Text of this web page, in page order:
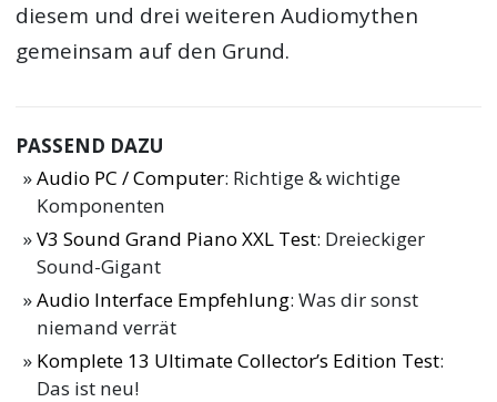
diesem und drei weiteren Audiomythen
gemeinsam auf den Grund.
PASSEND DAZU
Audio PC / Computer: Richtige & wichtige
Komponenten
V3 Sound Grand Piano XXL Test: Dreieckiger
Sound-Gigant
Audio Interface Empfehlung: Was dir sonst
niemand verrät
Komplete 13 Ultimate Collector’s Edition Test:
Das ist neu!